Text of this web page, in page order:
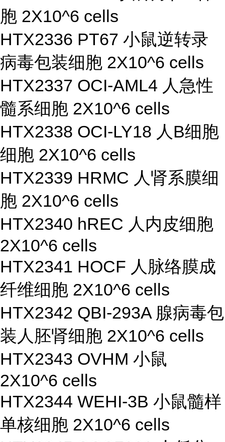
胞 2X10^6 cells
HTX2336 PT67 小鼠逆转录
病毒包装细胞 2X10^6 cells
HTX2337 OCI-AML4 人急性
髓系细胞 2X10^6 cells
HTX2338 OCI-LY18 人B细胞
细胞 2X10^6 cells
HTX2339 HRMC 人肾系膜细
胞 2X10^6 cells
HTX2340 hREC 人内皮细胞
2X10^6 cells
HTX2341 HOCF 人脉络膜成
纤维细胞 2X10^6 cells
HTX2342 QBI-293A 腺病毒包
装人胚肾细胞 2X10^6 cells
HTX2343 OVHM 小鼠
2X10^6 cells
HTX2344 WEHI-3B 小鼠髓样
单核细胞 2X10^6 cells